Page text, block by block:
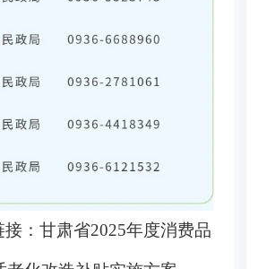
： 甘肃省2025年度消费品